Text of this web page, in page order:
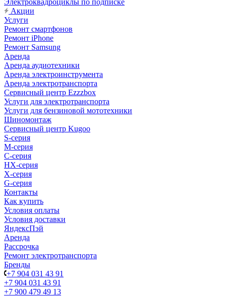
Электроквадроциклы по подписке
Акции
Услуги
Ремонт смартфонов
Ремонт iPhone
Ремонт Samsung
Аренда
Аренда аудиотехники
Аренда электроинструмента
Аренда электротранспорта
Сервисный центр Ezzzbox
Услуги для электротранспорта
Услуги для бензиновой мототехники
Шиномонтаж
Сервисный центр Kugoo
S-cерия
M-серия
С-серия
HX-серия
X-серия
G-серия
Контакты
Как купить
Условия оплаты
Условия доставки
ЯндексПэй
Аренда
Рассрочка
Ремонт электротранспорта
Бренды
+7 904 031 43 91
+7 904 031 43 91
+7 900 479 49 13